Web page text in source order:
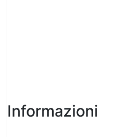
Informazioni